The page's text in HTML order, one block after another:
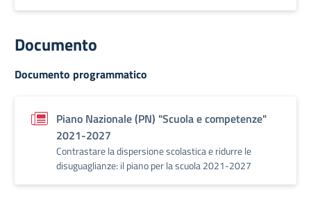
Documento
Documento programmatico
Piano Nazionale (PN) "Scuola e competenze"
2021-2027
Contrastare la dispersione scolastica e ridurre le
disuguaglianze: il piano per la scuola 2021-2027